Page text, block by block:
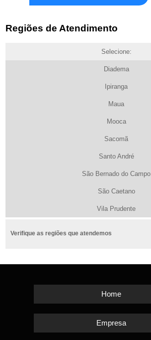
Regiões de Atendimento
Selecione:
Diadema
Ipiranga
Maua
Mooca
Sacomã
Santo André
São Bernado do Campo
São Caetano
Vila Prudente
Verifique as regiões que atendemos
Home
Empresa